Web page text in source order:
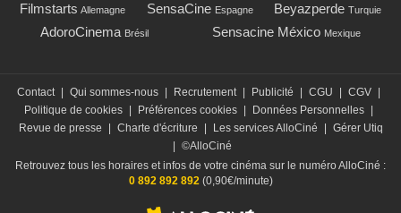
Filmstarts Allemagne SensaCine Espagne Beyazperde Turquie
AdoroCinema Brésil Sensacine México Mexique
Contact Qui sommes-nous Recrutement Publicité CGU CGV
Politique de cookies
Préférences cookies Données Personnelles
Revue de presse
Charte d'écriture Les services AlloCiné
Gérer Utiq
©AlloCiné
Retrouvez tous les horaires et infos de votre cinéma sur le numéro AlloCiné :
0 892 892 892(0,90€/minute)